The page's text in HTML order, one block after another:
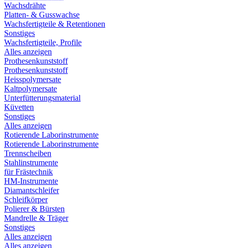
Wachsdrähte
Platten- & Gusswachse
Wachsfertigteile & Retentionen
Sonstiges
Wachsfertigteile, Profile
Alles anzeigen
Prothesenkunststoff
Prothesenkunststoff
Heisspolymersate
Kaltpolymersate
Unterfütterungsmaterial
Küvetten
Sonstiges
Alles anzeigen
Rotierende Laborinstrumente
Rotierende Laborinstrumente
Trennscheiben
Stahlinstrumente
für Frästechnik
HM-Instrumente
Diamantschleifer
Schleifkörper
Polierer & Bürsten
Mandrelle & Träger
Sonstiges
Alles anzeigen
Alles anzeigen